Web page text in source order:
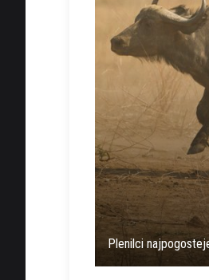
Plenilci